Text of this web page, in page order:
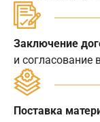
Заключение
и согласование
Поставка